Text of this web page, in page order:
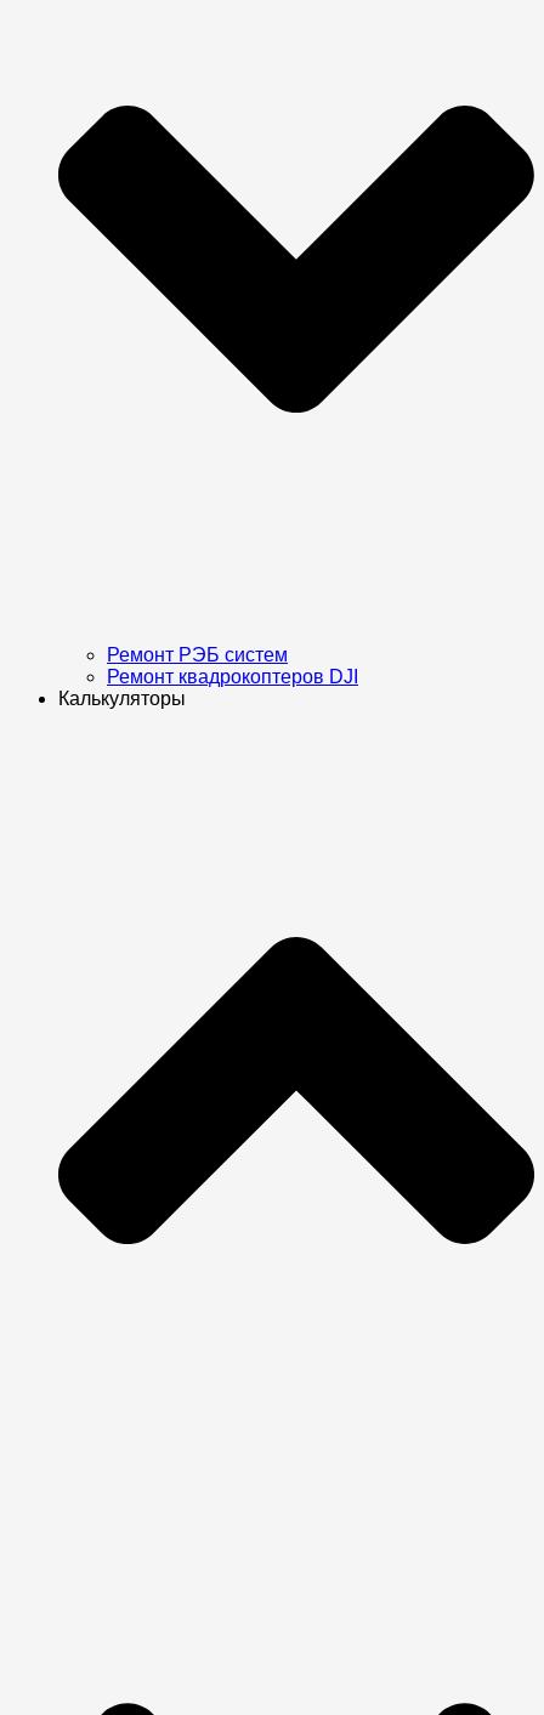
Ремонт РЭБ систем
Ремонт квадрокоптеров DJI
Калькуляторы